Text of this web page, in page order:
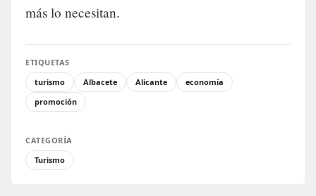
más lo necesitan.
ETIQUETAS
turismo
Albacete Alicante
economía
promoción
CATEGORÍA
Turismo